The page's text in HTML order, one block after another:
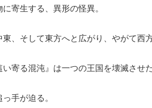
寄生する、異形の怪異。
、そして東方へと広がり、やがて西
寄る混沌』は一つの王国を壊滅させ
手が迫る。